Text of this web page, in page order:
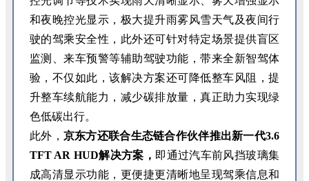
和夜晚控光显示，极大提升雨雾风雪天气及夜间行
驶的驾乘安全性，此外还可针对特定场景提供盲区
监测、来车预警等辅助驾驶功能，带来全新智驾体
验，不仅如此，该解决方案还可降低整车风阻，提
升整车续航能力，减少碳排放量，真正助力实现绿
色低碳出行。
此外， 京东方还联合生态链合作伙伴推出新一代3.6
TFT AR HUD解决方案， 即通过汽车前风挡玻璃集
成高清显示功能，更便捷更清晰地呈现驾乘信息和